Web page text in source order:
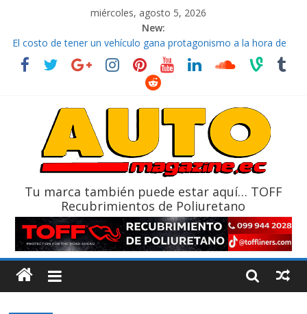
miércoles, agosto 5, 2026
New:
El costo de tener un vehículo gana protagonismo a la hora de
decidir
Ultima película ‘Spider‑Man: Brand New Day’ pone en escena a
La Vuelta al Ecuador 2026, edición 47ª, recorre 7 provincias en 8
La FEDAK recibe 12 Sinotruk Bolden para cubrir las rutas de La
Tu marca también puede estar aquí… TOFF
Recubrimientos de Poliuretano